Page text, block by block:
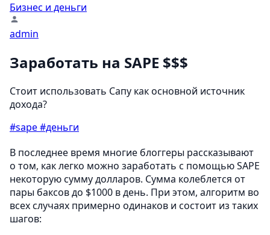
Бизнес и деньги
admin
Заработать на SAPE $$$
Стоит использовать Сапу как основной источник
дохода?
#sape#деньги
В последнее время многие блоггеры рассказывают
о том, как легко можно заработать с помощью SAPE
некоторую сумму долларов. Сумма колеблется от
пары баксов до $1000 в день. При этом, алгоритм во
всех случаях примерно одинаков и состоит из таких
шагов: